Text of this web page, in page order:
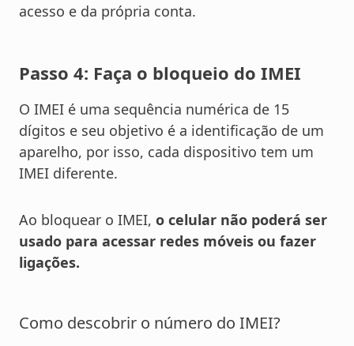
acesso e da própria conta.
Passo 4: Faça o bloqueio do IMEI
O IMEI é uma sequência numérica de 15
dígitos e seu objetivo é a identificação de um
aparelho, por isso, cada dispositivo tem um
IMEI diferente.
Ao bloquear o IMEI, o celular não poderá ser
usado para acessar redes móveis ou fazer
ligações.
Como descobrir o número do IMEI?